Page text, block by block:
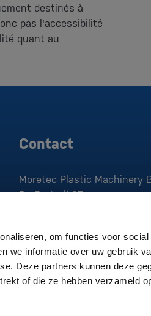
om functies voor social
we informatie over uw gebruik
Deze partners kunnen deze
of die ze hebben verzameld
destinés à
pas l'accessibilité
quant au
Contact
Moretec Plastic Machinery
De Factorij 37
T:0229 279 030
E:sales@moretec.nl
CdC:
370.830.05